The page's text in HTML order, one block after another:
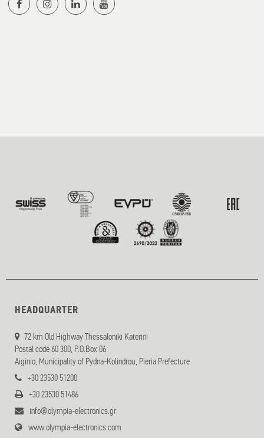
HEADQUARTER
72 km Old Highway Thessaloniki Katerini
Postal code 60 300, P.O.Box 06
Aiginio, Municipality of Pydna-Kolindrou, Pieria Prefecture
+30 23530 51200
+30 23530 51486
info@olympia-electronics.gr
www.olympia-electronics.com